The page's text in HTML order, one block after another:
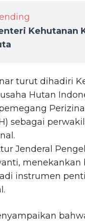
Kehutanan
turut dihadiri
Hutan
sebagai
Jenderal
menekankan
instrumen